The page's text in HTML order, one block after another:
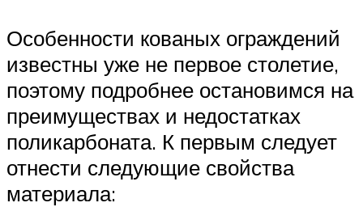
Особенности кованых ограждений
известны уже не первое столетие,
поэтому подробнее остановимся на
преимуществах и недостатках
поликарбоната. К первым следует
отнести следующие свойства
материала: